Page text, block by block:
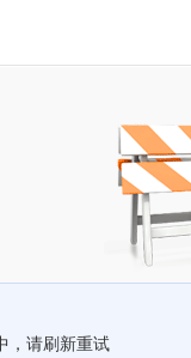
，请刷新重试